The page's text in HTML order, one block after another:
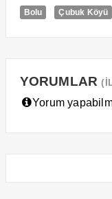
Bolu Çubuk Köyü
YORUMLAR
Yorum